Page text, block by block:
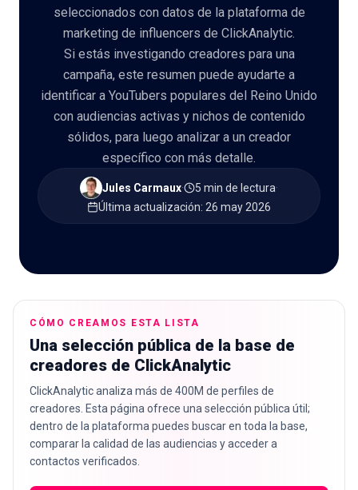
🇪🇸ES
seleccionados con datos de la plataforma de
marketing de influencers de ClickAnalytic.
Si estás investigando creadores para una
campaña, este resumen puede ayudarte a
identificar a YouTubers populares del Reino Unido
con audiencias activas y nichos de contenido
sólidos, para luego analizar a un creador
específico con más detalle.
Jules Carmaux· 5 min de lectura·
Última actualización: 26 may 2026
CÓMO CREAMOS ESTA LISTA
Una selección pública de la base de
creadores de ClickAnalytic
ClickAnalytic analiza más de 400M de perfiles de
creadores. Esta página ofrece una selección pública útil;
dentro de la plataforma puedes buscar en toda la base,
comparar la calidad de las audiencias y acceder a
contactos verificados.